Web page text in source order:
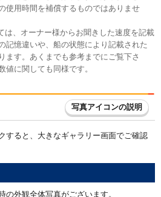
使用時間を補償するものではありませ
、オーナー様からお聞きした速度を記載
記憶違いや、船の状態により記載された
ます。あくまでも参考までにご覧下さ
値に関しても同様です。
写真アイコンの説明
すると、大きなギャラリー画面でご確認
の外観全体写真がございます。